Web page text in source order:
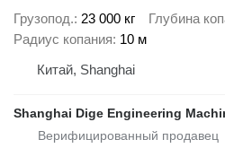
Грузопод. 23 000 кг Глубина
Радиус копания 10 м
Китай, Shanghai
Shanghai Dige Engineering